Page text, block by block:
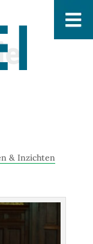
& Inzichten